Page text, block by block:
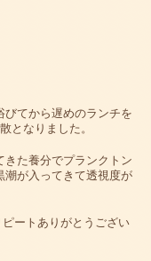
びてから遅めのランチを
となりました。
た養分でプランクトン
潮が入ってきて透視度が
ートありがとうござい